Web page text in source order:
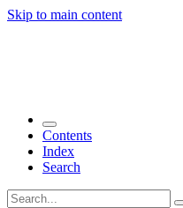
Skip to main content
Contents
Index
Search